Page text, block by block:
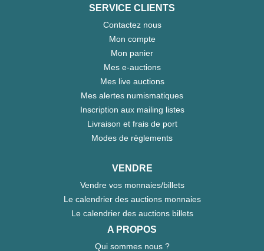
SERVICE CLIENTS
Contactez nous
Mon compte
Mon panier
Mes e-auctions
Mes live auctions
Mes alertes numismatiques
Inscription aux mailing listes
Livraison et frais de port
Modes de règlements
VENDRE
Vendre vos monnaies/billets
Le calendrier des auctions monnaies
Le calendrier des auctions billets
A PROPOS
Qui sommes nous ?